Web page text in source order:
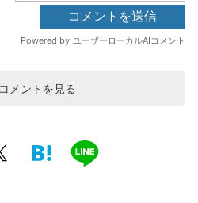
メントを見る